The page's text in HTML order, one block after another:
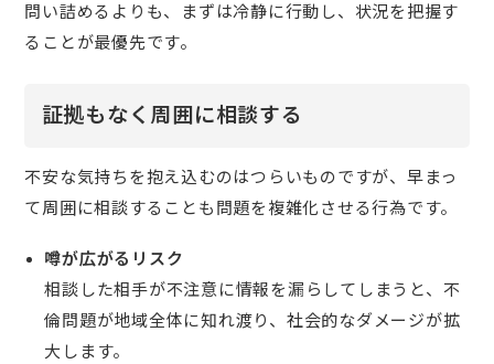
問い詰めるよりも、まずは冷静に行動し、状況を把握す
ることが最優先です。
証拠もなく周囲に相談する
不安な気持ちを抱え込むのはつらいものですが、早まっ
て周囲に相談することも問題を複雑化させる行為です。
噂が広がるリスク
相談した相手が不注意に情報を漏らしてしまうと、不
倫問題が地域全体に知れ渡り、社会的なダメージが拡
大します。